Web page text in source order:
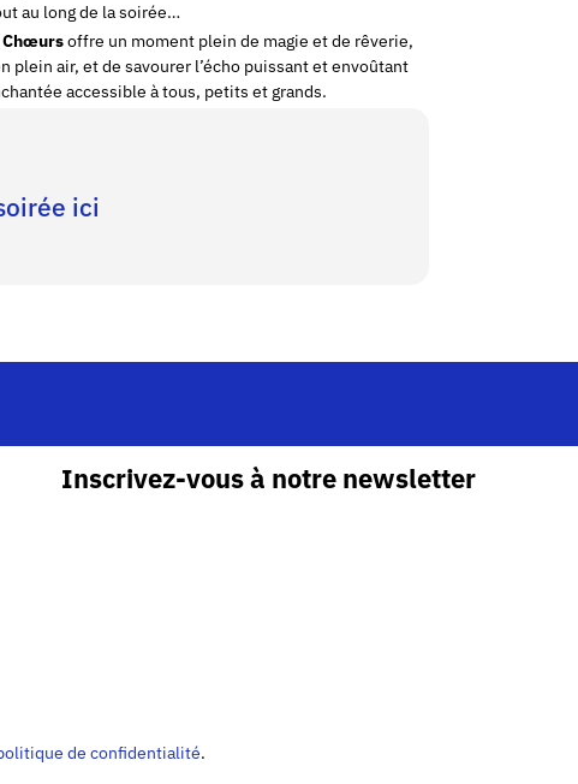
au long de la soirée…
Chœursoffre un moment plein de magie et de rêverie,
plein air, et de savourer l’écho puissant et envoûtant
accessible à tous, petits et grands.
ici
Inscrivez-vous à notre newsletter
de confidentialité.